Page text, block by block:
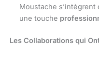
Moustache
une touche
Les Collaborations qui